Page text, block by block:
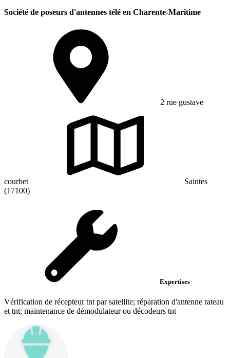
Société de poseurs d'antennes télé en Charente-Maritime
2 rue gustave
courbet
Saintes
(17100)
Expertises
Vérification de récepteur tnt par satellite; réparation d'antenne rateau
et tnt; maintenance de démodulateur ou décodeurs tnt